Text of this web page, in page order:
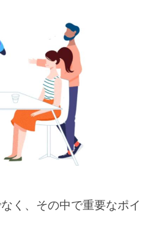
く、その中で重要なポ